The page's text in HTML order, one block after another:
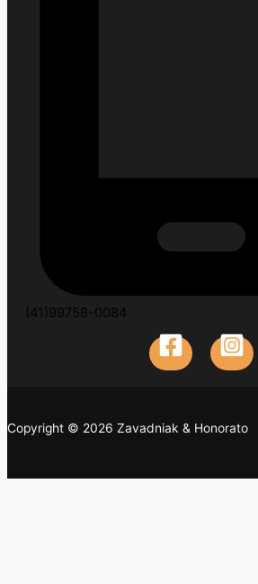
(41)99758-0084
Copyright © 2026 Zavadniak & Honorato